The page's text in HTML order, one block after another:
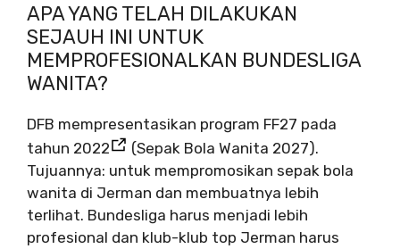
APA YANG TELAH DILAKUKAN
SEJAUH INI UNTUK
MEMPROFESIONALKAN BUNDESLIGA
WANITA?
DFB mempresentasikan program FF27 pada
tahun 2022
(Sepak Bola Wanita 2027).
Tujuannya: untuk mempromosikan sepak bola
wanita di Jerman dan membuatnya lebih
terlihat. Bundesliga harus menjadi lebih
profesional dan klub-klub top Jerman harus